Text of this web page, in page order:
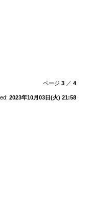
ページ 3／ 4
2023年10月03日(火) 21:58